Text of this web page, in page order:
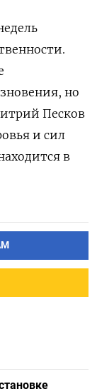
но
Песков
и сил
в